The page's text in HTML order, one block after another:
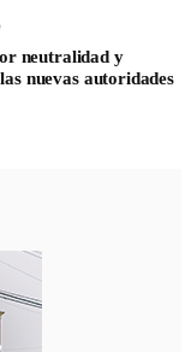
neutralidad y
nuevas autoridades